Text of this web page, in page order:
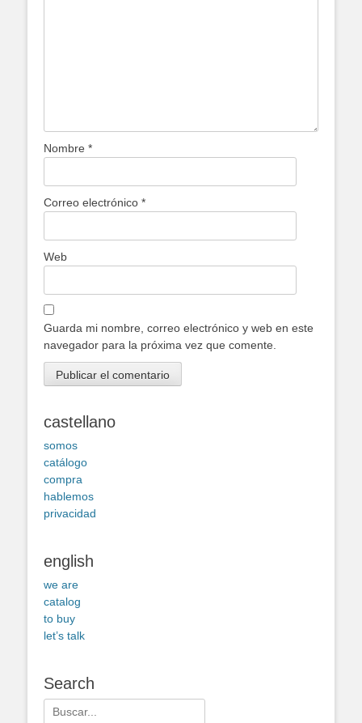
Nombre *
Correo electrónico *
Web
Guarda mi nombre, correo electrónico y web en este
navegador para la próxima vez que comente.
castellano
somos
catálogo
compra
hablemos
privacidad
english
we are
catalog
to buy
let’s talk
Search
Buscar: